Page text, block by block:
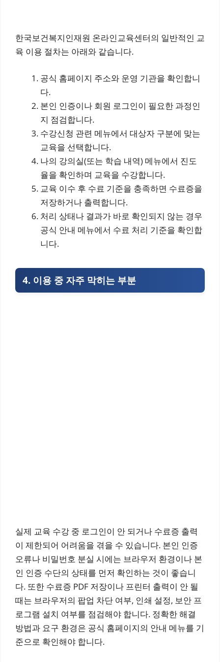
한국보건복지인재원 온라인교육센터의 일반적인 교
육 이용 절차는 아래와 같습니다.
공식 홈페이지 주소와 운영 기관을 확인합니
다.
본인 인증이나 회원 로그인이 필요한 과정인
지 점검합니다.
수강신청 관련 메뉴에서 대상자 구분에 맞는
교육을 선택합니다.
나의 강의실(또는 학습 내역) 메뉴에서 진도
율을 확인하며 교육을 수강합니다.
교육 이수 후 수료 기준을 충족하면 수료증을
저장하거나 출력합니다.
처리 상태나 결과가 바로 확인되지 않는 경우
공식 안내 메뉴에서 수료 처리 기준을 확인합
니다.
4. 이용 중 자주 막히는 부분
실제 교육 수강 중 로그인이 안 되거나 수료증 출력
이 제한되어 어려움을 겪을 수 있습니다. 본인 인증
오류나 비밀번호 분실 시에는 브라우저 환경이나 본
인 인증 수단의 상태를 먼저 확인하는 것이 좋습니
다. 또한 수료증 PDF 저장이나 프린터 출력이 안 될
때는 브라우저의 팝업 차단 여부, 인쇄 설정, 보안 프
로그램 설치 여부를 점검해야 합니다. 정확한 해결
방법과 요구 환경은 공식 홈페이지의 안내 메뉴를 기
준으로 확인해야 합니다.